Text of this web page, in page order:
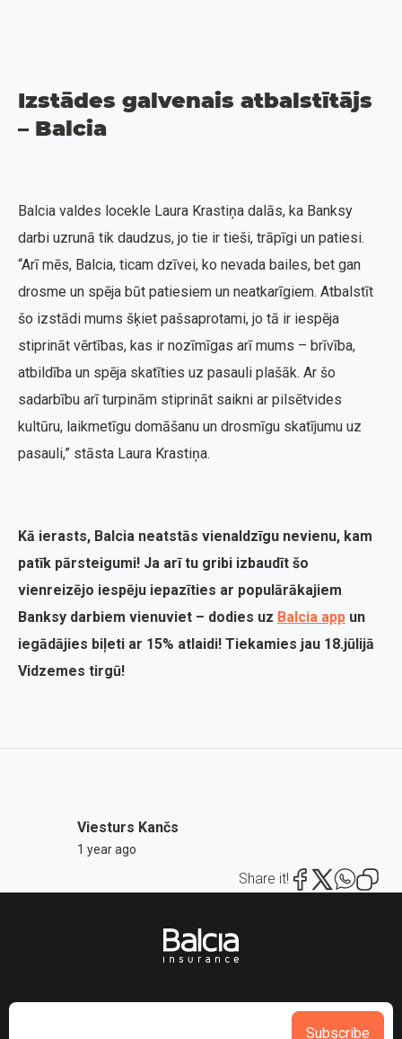
Izstādes galvenais atbalstītājs
– Balcia
Balcia valdes locekle Laura Krastiņa dalās, ka Banksy
darbi uzrunā tik daudzus, jo tie ir tieši, trāpīgi un patiesi.
“Arī mēs, Balcia, ticam dzīvei, ko nevada bailes, bet gan
drosme un spēja būt patiesiem un neatkarīgiem. Atbalstīt
šo izstādi mums šķiet pašsaprotami, jo tā ir iespēja
stiprināt vērtības, kas ir nozīmīgas arī mums – brīvība,
atbildība un spēja skatīties uz pasauli plašāk. Ar šo
sadarbību arī turpinām stiprināt saikni ar pilsētvides
kultūru, laikmetīgu domāšanu un drosmīgu skatījumu uz
pasauli,” stāsta Laura Krastiņa.
Kā ierasts, Balcia neatstās vienaldzīgu nevienu, kam
patīk pārsteigumi! Ja arī tu gribi izbaudīt šo
vienreizējo iespēju iepazīties ar populārākajiem
Banksy darbiem vienuviet – dodies uz Balcia app un
iegādājies biļeti ar 15% atlaidi! Tiekamies jau 18.jūlijā
Vidzemes tirgū!
Viesturs Kančs
1 year ago
Share it!
Subscribe